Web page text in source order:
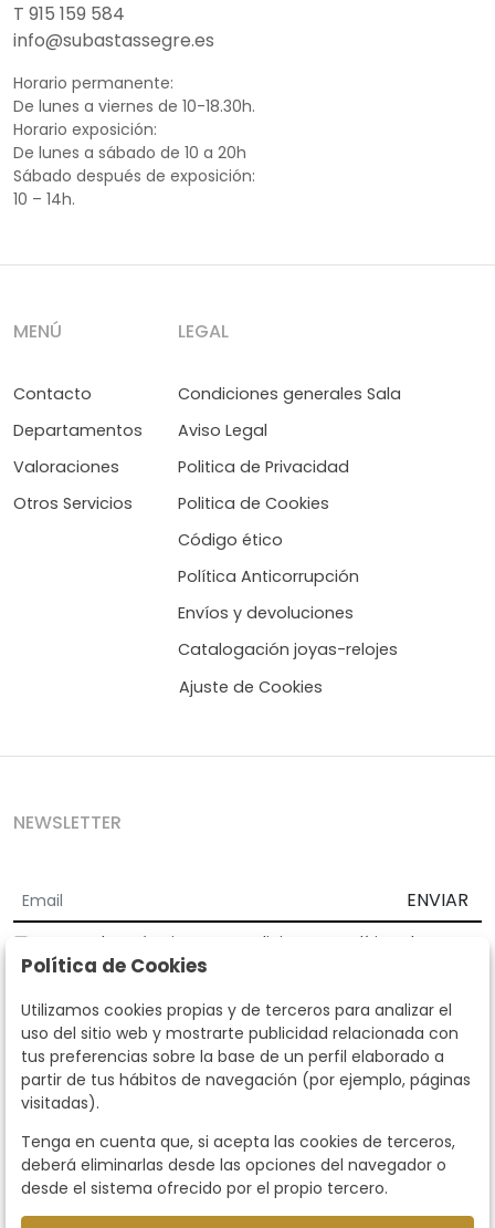
T 915 159 584
info@subastassegre.es
Horario permanente:
De lunes a viernes de 10-18.30h.
Horario exposición:
De lunes a sábado de 10 a 20h
Sábado después de exposición:
10 – 14h.
MENÚ
Contacto
Departamentos
Valoraciones
Otros Servicios
LEGAL
Condiciones generales Sala
Aviso Legal
Politica de Privacidad
Politica de Cookies
Código ético
Política Anticorrupción
Envíos y devoluciones
Catalogación joyas-relojes
Ajuste de Cookies
NEWSLETTER
ENVIAR
Acepto los Términos y Condiciones
Política de
privacidad
Según la LOPD y disposiciones de desarrollo, informamos que sus
datos personales serán tratados por parte de Subastas Segre con la
finalidad de gestionar la relación comercial. Puede ejercitar los
derechos de acceso, rectificación, cancelación, oposición y demás
derechos en los términos establecidos en la normativa vigente
dirigiéndote a nosotros. Asimismo, nos puede solicitar el envío de
llamando al teléfono 915159584 o enviando un e-mail a
info@subastassegre.es
Este sitio está protegido por reCAPTCHA y se aplican la
Términos de servicio de Google.
Política de Cookies
Utilizamos cookies propias y de terceros para analizar el
uso del sitio web y mostrarte publicidad relacionada con
tus preferencias sobre la base de un perfil elaborado a
partir de tus hábitos de navegación (por ejemplo, páginas
visitadas).
Tenga en cuenta que, si acepta las cookies de terceros,
deberá eliminarlas desde las opciones del navegador o
desde el sistema ofrecido por el propio tercero.